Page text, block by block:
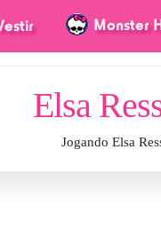
Elsa
Jogando Elsa